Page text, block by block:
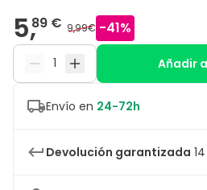
5,89 € 9,99€ -41%
Añadir
Envío en 24-72h
Devolución garantizada